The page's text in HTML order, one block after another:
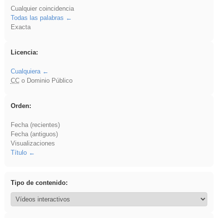
Cualquier coincidencia
Todas las palabras
Exacta
Licencia:
Cualquiera
CCo Dominio Público
Orden:
Fecha (recientes)
Fecha (antiguos)
Visualizaciones
Título
Tipo de contenido: